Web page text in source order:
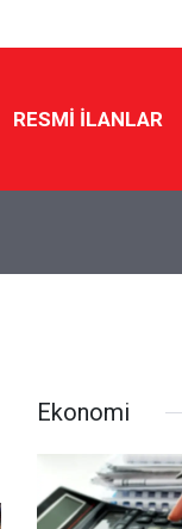
RESMI İLANLAR
Ekonomi